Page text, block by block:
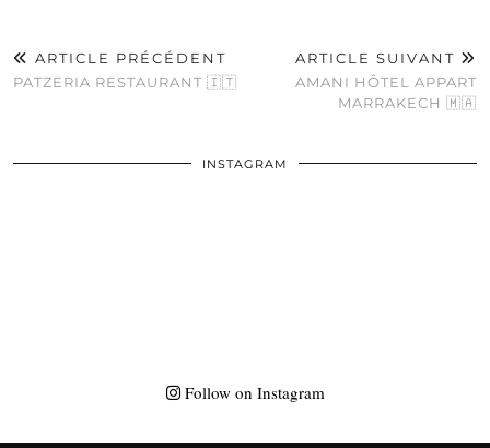
ARTICLE PRÉCÉDENT
PATZERIA RESTAURANT 🇮🇹
ARTICLE SUIVANT
AMANI HÔTEL APPART
MARRAKECH 🇲🇦
INSTAGRAM
Follow on Instagram